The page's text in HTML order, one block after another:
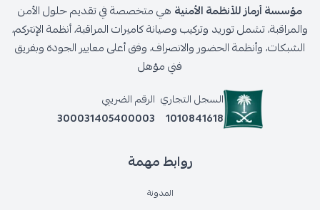
روابط مهمة
المدونة
مؤسسة أرماز للأنظمة الأمنية هي متخصصة في تقديم حلول الأمن
والمراقبة، تشمل توريد وتركيب وصيانة كاميرات المراقبة، أنظمة الإنتركم،
الشبكات، وأنظمة الحضور والانصراف، وفق أعلى معايير الجودة وبفريق
فني مؤهل
السجل التجاري
1010841618
الرقم الضريبي
300031405400003